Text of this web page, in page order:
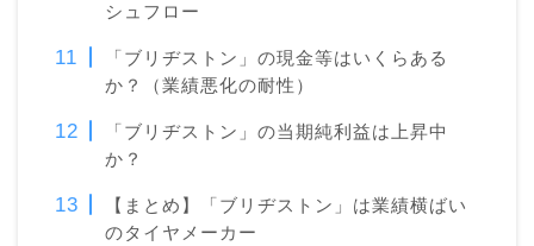
シュフロー
「ブリヂストン」の現金等はいくらある
か？（業績悪化の耐性）
「ブリヂストン」の当期純利益は上昇中
か？
【まとめ】「ブリヂストン」は業績横ばい
のタイヤメーカー